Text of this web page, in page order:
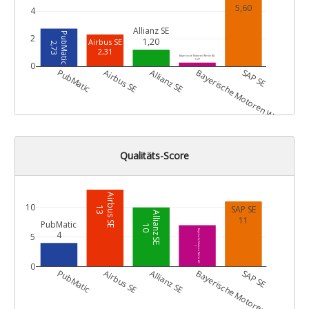
PubMatic
2,73
Airbus SE
2,31
Allianz SE
1,20
Bayerische Motoren Werke AG
0,27
5,60
PubMatic Airbus SE Allianz SE Bayerische Motoren Werke AG
SAP SE
0
2
4
Qualitäts-Score
PubMatic
4
Airbus SE
13 Allianz SE
10
Bayerische Motoren Werke AG
7
SAP SE
11
PubMatic Airbus SE Allianz SE SAP SE
0
5
10